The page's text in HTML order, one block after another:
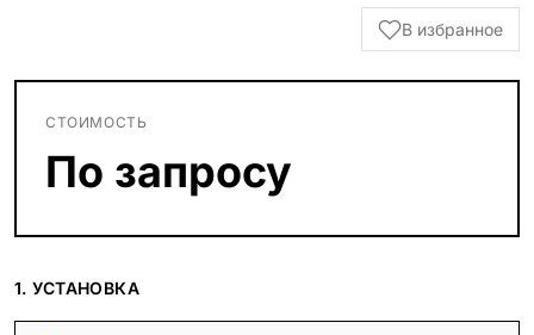
В избранное
СТОИМОСТЬ
По запросу
1. УСТАНОВКА